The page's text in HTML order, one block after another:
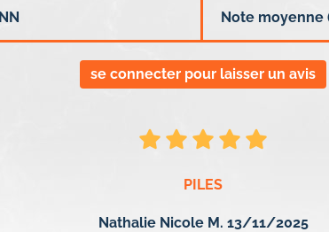
Note moyenne
se connecter pour laisser un avis
PILES
Nathalie Nicole M. 13/11/2025